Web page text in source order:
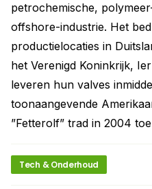
petrochemische,
offshore-industrie. Het
productielocaties in
het Verenigd Koninkrijk,
leveren hun valves
toonaangevende
”Fetterolf” trad in 2004
Tech & Onderhoud